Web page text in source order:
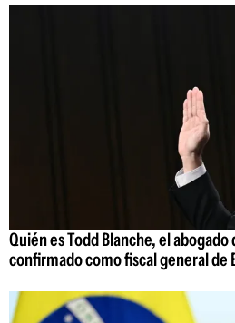
Quién es Todd Blanche, el
confirmado como fiscal general de